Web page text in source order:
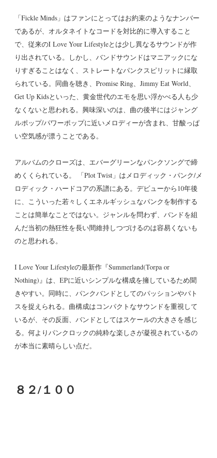
「Fickle Minds」はファンにとってはお約束のようなナンバー
であるが、オルタネイトなコードを対比的に導入すること
で、従来のI Love Your Lifestyleとは少し異なるサウンドが作
り出されている。しかし、バンドサウンドはマニアックにな
りすぎることはなく、ストレートなパンクスピリットに縁取
られている。同曲を聴き、Promise Ring、Jimmy Eat World、
Get Up Kidsといった、黄金世代のエモを思い浮かべる人も少
なくないと思われる。興味深いのは、曲の後半にはジャング
ルポップ/パワーポップに近いメロディーが含まれ、甘酸っぱ
い空気感が漂うことである。
アルバムのクローズは、エバーグリーンなパンクソングで締
めくくられている。 「Plot Twist」はメロディック・パンク/メ
ロディック・ハードコアの系譜にある。デビューから10年後
に、こういった若々しくエネルギッシュなパンクを制作する
ことは簡単なことではない。ジャンルを問わず、バンドを組
んだ当初の熱狂性を長い間維持しつづけるのは容易くないも
のと思われる。
I Love Your Lifestyleの最新作『Summerland(Torpa or
Nothing)』は、EPに近いシンプルな構成を擁しているため聞
きやすい。同時に、パンクバンドとしてのパッションやパト
スを捉えられる。曲構成はコンパクトなサウンドを重視して
いるが、その反面、バンドとしてはスケールの大きさを感じ
る。何よりパンクロックの純粋な楽しさが凝視されているの
が本当に素晴らしい点だ。
８２/１００